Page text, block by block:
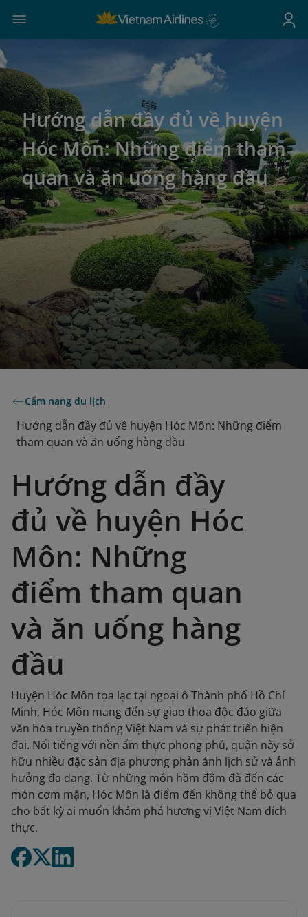
Hướng dẫn đầy đủ về huyện
Hóc Môn: Những điểm tham
quan và ăn uống hàng đầu
Cẩm nang du lịch
Hướng dẫn đầy đủ về huyện Hóc Môn: Những điểm
tham quan và ăn uống hàng đầu
Hướng dẫn đầy
đủ về huyện Hóc
Môn: Những
điểm tham quan
và ăn uống hàng
đầu
Huyện Hóc Môn tọa lạc tại ngoại ô Thành phố Hồ Chí
Minh, Hóc Môn mang đến sự giao thoa độc đáo giữa
văn hóa truyền thống Việt Nam và sự phát triển hiện
đại. Nổi tiếng với nền ẩm thực phong phú, quận này sở
hữu nhiều đặc sản địa phương phản ánh lịch sử và ảnh
hưởng đa dạng. Từ những món hầm đậm đà đến các
món cơm mặn, Hóc Môn là điểm đến không thể bỏ qua
cho bất kỳ ai muốn khám phá hương vị Việt Nam đích
thực.